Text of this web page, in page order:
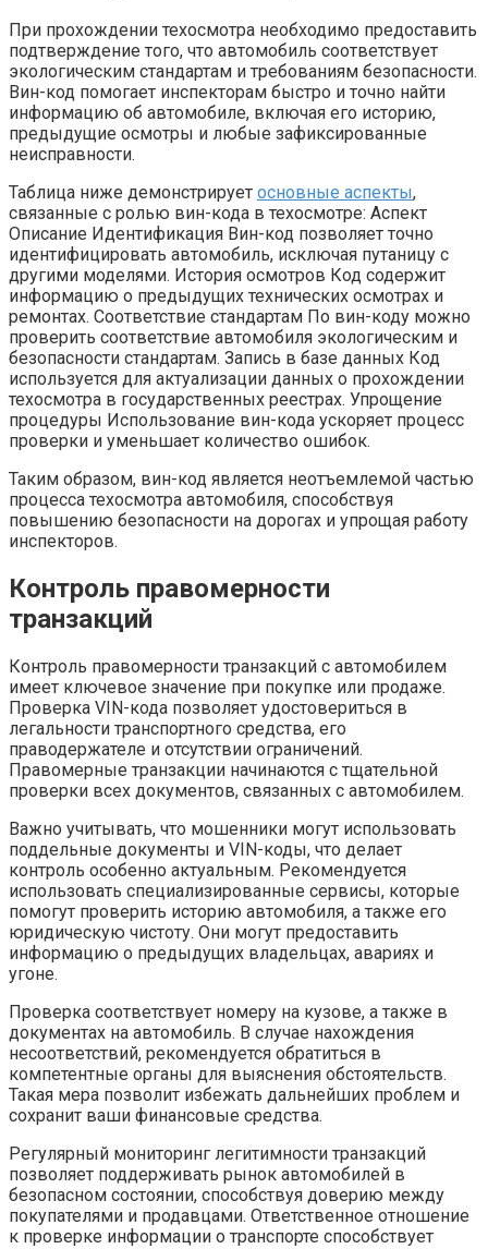
При прохождении техосмотра необходимо предоставить
подтверждение того, что автомобиль соответствует
экологическим стандартам и требованиям безопасности.
Вин-код помогает инспекторам быстро и точно найти
информацию об автомобиле, включая его историю,
предыдущие осмотры и любые зафиксированные
неисправности.
Таблица ниже демонстрирует основные аспекты,
связанные с ролью вин-кода в техосмотре: Аспект
Описание Идентификация Вин-код позволяет точно
идентифицировать автомобиль, исключая путаницу с
другими моделями. История осмотров Код содержит
информацию о предыдущих технических осмотрах и
ремонтах. Соответствие стандартам По вин-коду можно
проверить соответствие автомобиля экологическим и
безопасности стандартам. Запись в базе данных Код
используется для актуализации данных о прохождении
техосмотра в государственных реестрах. Упрощение
процедуры Использование вин-кода ускоряет процесс
проверки и уменьшает количество ошибок.
Таким образом, вин-код является неотъемлемой частью
процесса техосмотра автомобиля, способствуя
повышению безопасности на дорогах и упрощая работу
инспекторов.
Контроль правомерности
транзакций
Контроль правомерности транзакций с автомобилем
имеет ключевое значение при покупке или продаже.
Проверка VIN-кода позволяет удостовериться в
легальности транспортного средства, его
праводержателе и отсутствии ограничений.
Правомерные транзакции начинаются с тщательной
проверки всех документов, связанных с автомобилем.
Важно учитывать, что мошенники могут использовать
поддельные документы и VIN-коды, что делает
контроль особенно актуальным. Рекомендуется
использовать специализированные сервисы, которые
помогут проверить историю автомобиля, а также его
юридическую чистоту. Они могут предоставить
информацию о предыдущих владельцах, авариях и
угоне.
Проверка соответствует номеру на кузове, а также в
документах на автомобиль. В случае нахождения
несоответствий, рекомендуется обратиться в
компетентные органы для выяснения обстоятельств.
Такая мера позволит избежать дальнейших проблем и
сохранит ваши финансовые средства.
Регулярный мониторинг легитимности транзакций
позволяет поддерживать рынок автомобилей в
безопасном состоянии, способствуя доверию между
покупателями и продавцами. Ответственное отношение
к проверке информации о транспорте способствует